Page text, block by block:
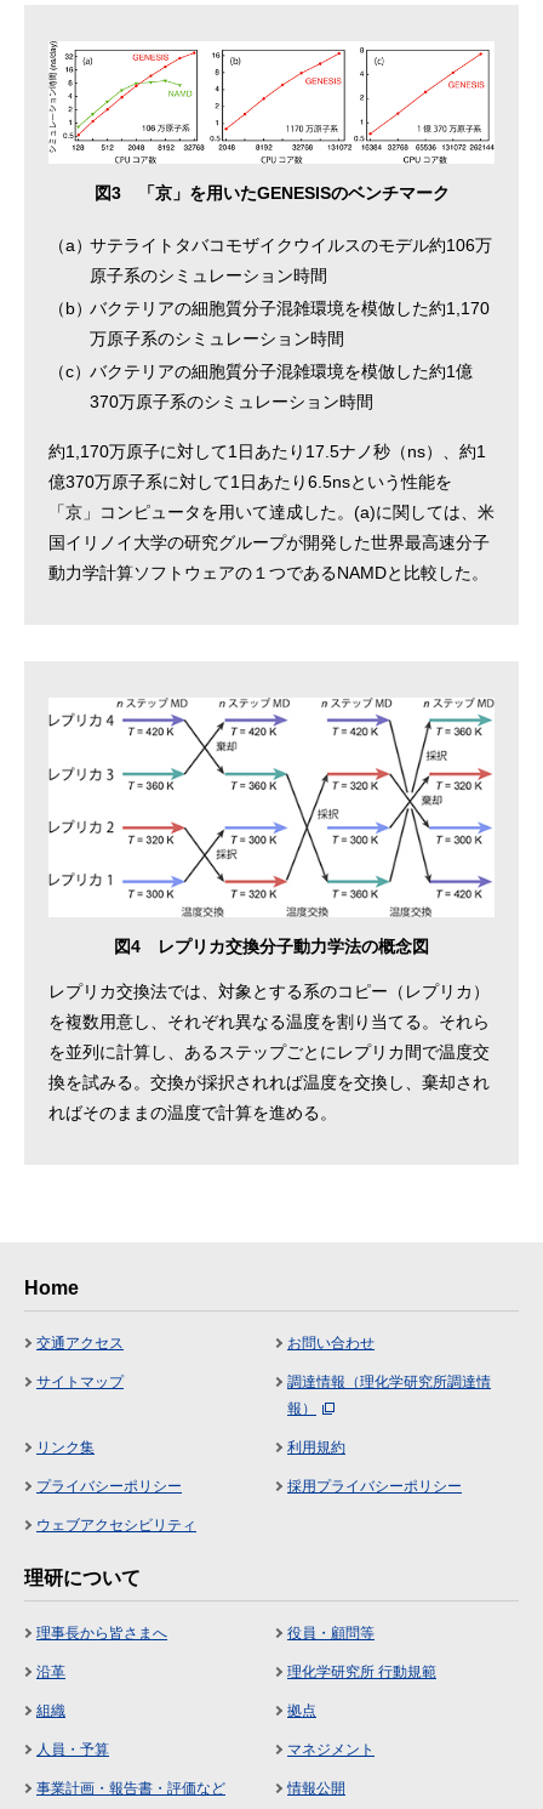
図3 「京」を用いたGENESISのベンチマーク
（a）サテライトタバコモザイクウイルスのモデル約106万
原子系のシミュレーション時間
（b）バクテリアの細胞質分子混雑環境を模倣した約1,170
万原子系のシミュレーション時間
（c）バクテリアの細胞質分子混雑環境を模倣した約1億
370万原子系のシミュレーション時間
約1,170万原子に対して1日あたり17.5ナノ秒（ns）、約1
億370万原子系に対して1日あたり6.5nsという性能を
「京」コンピュータを用いて達成した。(a)に関しては、米
国イリノイ大学の研究グループが開発した世界最高速分子
動力学計算ソフトウェアの１つであるNAMDと比較した。
図4 レプリカ交換分子動力学法の概念図
レプリカ交換法では、対象とする系のコピー（レプリカ）
を複数用意し、それぞれ異なる温度を割り当てる。それら
を並列に計算し、あるステップごとにレプリカ間で温度交
換を試みる。交換が採択されれば温度を交換し、棄却され
ればそのままの温度で計算を進める。
Home
交通アクセス お問い合わせ
サイトマップ
調達情報（理化学研究所調達情
報）
リンク集 利用規約
プライバシーポリシー 採用プライバシーポリシー
ウェブアクセシビリティ
理研について
理事長から皆さまへ 役員・顧問等
沿革 理化学研究所 行動規範
組織 拠点
人員・予算 マネジメント
事業計画・報告書・評価など 情報公開